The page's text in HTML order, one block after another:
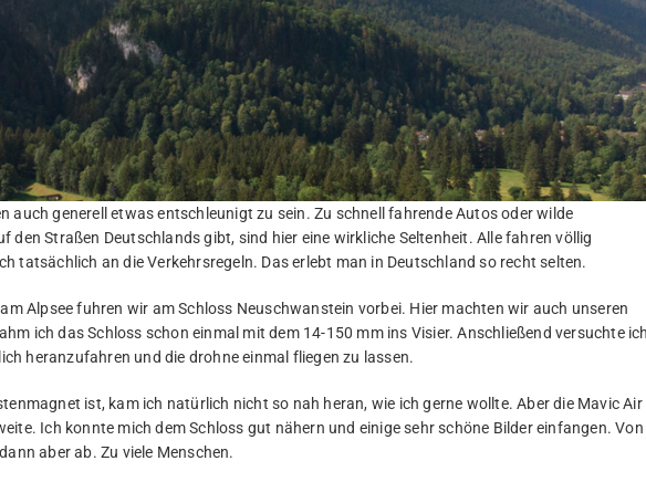
auch generell etwas entschleunigt zu sein. Zu schnell fahrende Autos oder wilde
den Straßen Deutschlands gibt, sind hier eine wirkliche Seltenheit. Alle fahren völlig
tatsächlich an die Verkehrsregeln. Das erlebt man in Deutschland so recht selten.
Alpsee fuhren wir am Schloss Neuschwanstein vorbei. Hier machten wir auch unseren
ich das Schloss schon einmal mit dem 14-150 mm ins Visier. Anschließend versuchte
heranzufahren und die drohne einmal fliegen zu lassen.
ist, kam ich natürlich nicht so nah heran, wie ich gerne wollte. Aber die Mavic Air
Ich konnte mich dem Schloss gut nähern und einige sehr schöne Bilder einfangen. Von
aber ab. Zu viele Menschen.